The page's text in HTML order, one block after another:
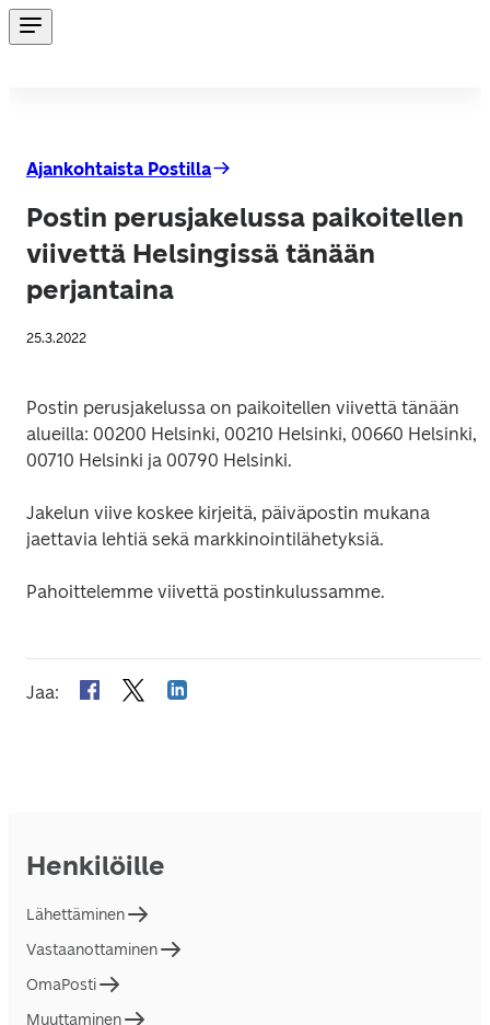
Ajankohtaista Postilla
Postin perusjakelussa paikoitellen
viivettä Helsingissä tänään
perjantaina
25.3.2022
Postin perusjakelussa on paikoitellen viivettä tänään
alueilla: 00200 Helsinki, 00210 Helsinki, 00660 Helsinki,
00710 Helsinki ja 00790 Helsinki.
Jakelun viive koskee kirjeitä, päiväpostin mukana
jaettavia lehtiä sekä markkinointilähetyksiä.
Pahoittelemme viivettä postinkulussamme.
Jaa:
Henkilöille
Lähettäminen
Vastaanottaminen
OmaPosti
Muuttaminen